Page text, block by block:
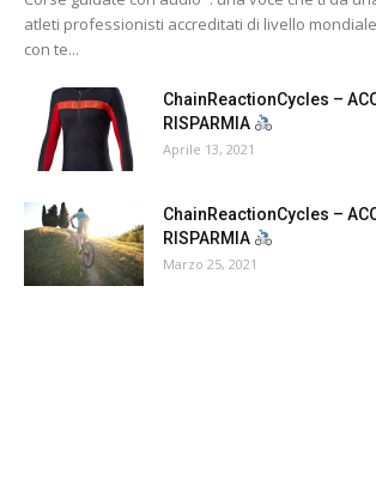
atleti professionisti accreditati di livello
con te...
ChainReactionCycles –
RISPARMIA
Aprile 13, 2021
ChainReactionCycles –
RISPARMIA
Marzo 25, 2021